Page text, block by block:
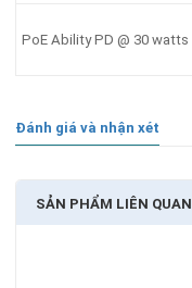
PoE Ability PD @ 30 watts
Đánh giá và nhận xét
SẢN PHẨM LIÊN QUAN